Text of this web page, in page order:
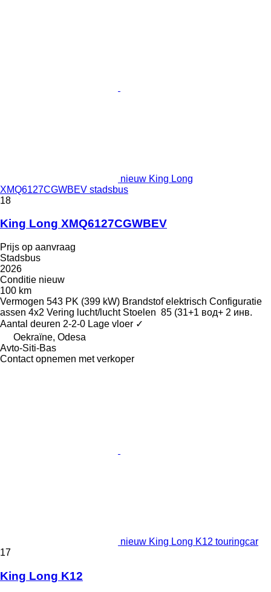
nieuw King Long
XMQ6127CGWBEV stadsbus
18
King Long XMQ6127CGWBEV
Prijs op aanvraag
Stadsbus
2026
Conditie nieuw
100 km
Vermogen 543 PK (399 kW) Brandstof elektrisch Configuratie
assen 4x2 Vering lucht/lucht Stoelen 85 (31+1 вод+ 2 инв.
Aantal deuren 2-2-0 Lage vloer ✓
Oekraïne, Odesa
Avto-Siti-Bas
Contact opnemen met verkoper
nieuw King Long K12 touringcar
17
King Long K12